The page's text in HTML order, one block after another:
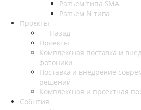
Разъем типа SMA
Разъем N типа
Проекты
Назад
Проекты
Комплексная поставка и
фотоники
Поставка и внедрение
решений
Комплексная и проектная
События